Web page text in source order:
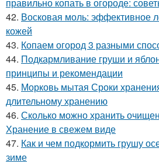
42. Восковая моль: эффективное
кожей
43. Копаем огород 3 разными
44. Подкармливание груши и
принципы и рекомендации
45. Морковь мытая Сроки
длительному хранению
46. Сколько можно хранить
Хранение в свежем виде
47. Как и чем подкормить грушу
зиме